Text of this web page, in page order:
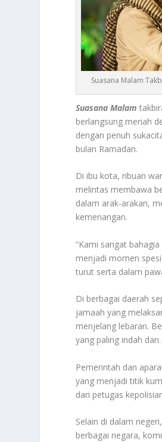
Suasana Malam
Suasana Malam
berlangsung meriah
dengan penuh
bulan Ramadan.
Di ibu kota, ribuan
melintas membawa
dalam arak-arakan,
kemenangan.
“Kami sangat
menjadi momen
turut serta dalam
Di berbagai daerah
jamaah yang
menjelang lebaran.
yang paling indah dan
Pemerintah dan
yang menjadi titik
dari petugas
Selain di dalam
berbagai negara,